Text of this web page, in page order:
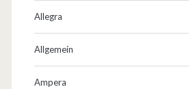
Allegra
Allgemein
Ampera